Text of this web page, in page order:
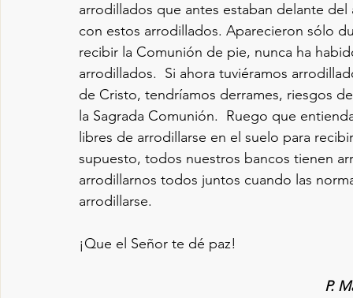
arrodillados que antes estaban delante
con estos arrodillados. Aparecieron sólo
recibir la Comunión de pie, nunca ha
arrodillados.  Si ahora tuviéramos
de Cristo, tendríamos derrames, riesgos
la Sagrada Comunión.  Ruego que
libres de arrodillarse en el suelo para
supuesto, todos nuestros bancos tienen
arrodillarnos todos juntos cuando las
arrodillarse.
¡Que el Señor te dé paz!
P.